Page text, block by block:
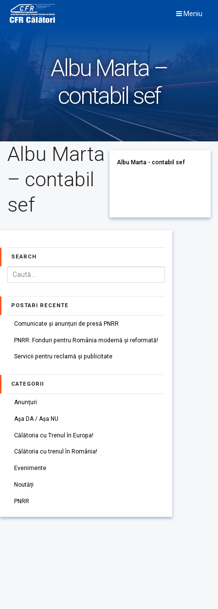
content
Meniu
Albu Marta –
contabil sef
Albu Marta
– contabil
sef
Albu Marta - contabil sef
SEARCH
POSTARI RECENTE
Comunicate și anunțuri de presă PNRR
PNRR: Fonduri pentru România modernă și reformată!
Servicii pentru reclamă și publicitate
CATEGORII
Anunțuri
Așa DA / Așa NU
Călătoria cu Trenul în Europa!
Călătoria cu trenul în România!
Evenimente
Noutăți
PNRR